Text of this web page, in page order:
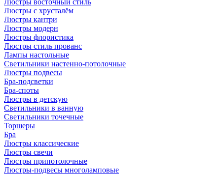
Люстры восточный стиль
Люстры с хрусталём
Люстры кантри
Люстры модерн
Люстры флористика
Люстры стиль прованс
Лампы настольные
Светильники настенно-потолочные
Люстры подвесы
Бра-подсветки
Бра-споты
Люстры в детскую
Светильники в ванную
Светильники точечные
Торшеры
Бра
Люстры классические
Люстры свечи
Люстры припотолочные
Люстры-подвесы многоламповые